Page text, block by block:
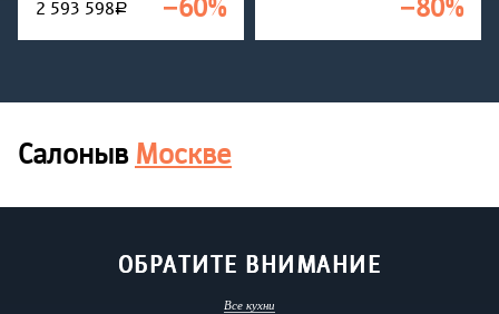
−60%
2 593 598руб. −80%
Салоныв Москве
ОБРАТИТЕ ВНИМАНИЕ
Все кухни